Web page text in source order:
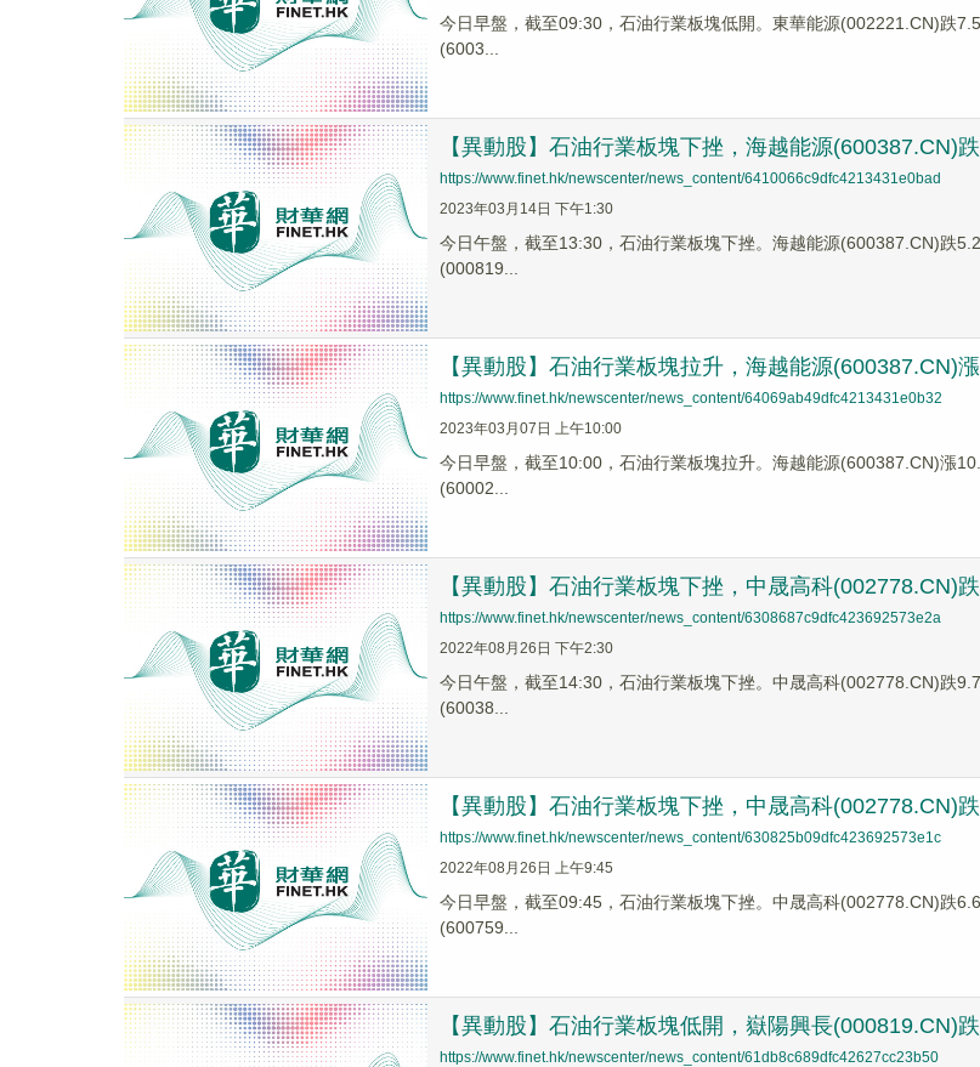
今日早盤，截至09:30，石油行業板塊低開。東華能源(002221.CN)跌
(6003...
【異動股】石油行業板塊下挫，海越能源(600387.CN)
https://www.finet.hk/newscenter/news_content/6410066c9dfc4213431e0bad
2023年03月14日 下午1:30
今日午盤，截至13:30，石油行業板塊下挫。海越能源(600387.CN)跌
(000819...
【異動股】石油行業板塊拉升，海越能源(600387.CN)
https://www.finet.hk/newscenter/news_content/64069ab49dfc4213431e0b32
2023年03月07日 上午10:00
今日早盤，截至10:00，石油行業板塊拉升。海越能源(600387.CN)漲
(60002...
【異動股】石油行業板塊下挫，中晟高科(002778.CN)
https://www.finet.hk/newscenter/news_content/6308687c9dfc423692573e2a
2022年08月26日 下午2:30
今日午盤，截至14:30，石油行業板塊下挫。中晟高科(002778.CN)跌
(60038...
【異動股】石油行業板塊下挫，中晟高科(002778.CN)
https://www.finet.hk/newscenter/news_content/630825b09dfc423692573e1c
2022年08月26日 上午9:45
今日早盤，截至09:45，石油行業板塊下挫。中晟高科(002778.CN)跌
(600759...
【異動股】石油行業板塊低開，嶽陽興長(000819.CN)
https://www.finet.hk/newscenter/news_content/61db8c689dfc42627cc23b50